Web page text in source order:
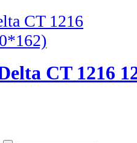
CT 1216